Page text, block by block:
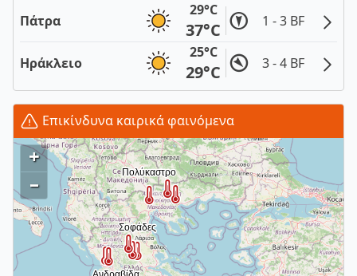
Πάτρα
29°C
37°C 1 - 3 BF
Ηράκλειο
25°C
29°C 3 - 4 BF
Επικίνδυνα καιρικά φαινόμενα
+
–